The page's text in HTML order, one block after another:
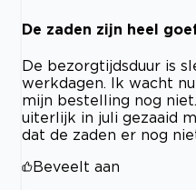
De zaden zijn heel
De bezorgtijdsduur is
werkdagen. Ik wacht
mijn bestelling nog
uiterlijk in juli gezaaid
dat de zaden er nog
Beveelt aan